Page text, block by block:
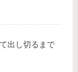
出し切るまで